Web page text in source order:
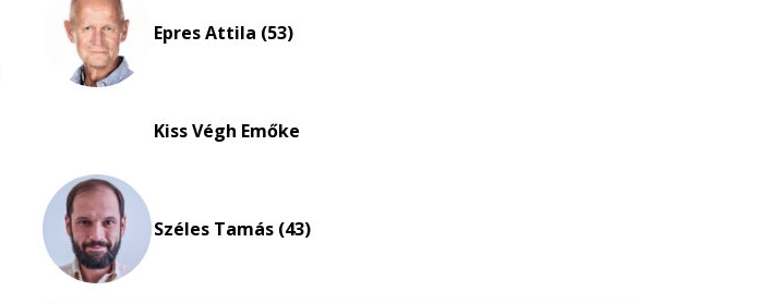
Epres Attila (53)
Kiss Végh Emőke
Széles Tamás (43)